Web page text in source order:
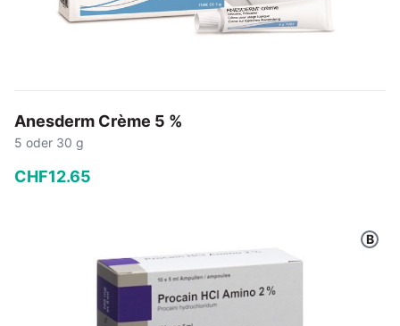
Anesderm Crème 5 %
5 oder 30 g
CHF12.65
In den Warenkorb
B